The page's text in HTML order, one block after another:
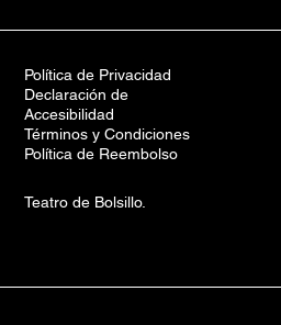
Política de Privacidad
Declaración de
Accesibilidad
Términos y Condiciones
Política de Reembolso
Teatro de Bolsillo.